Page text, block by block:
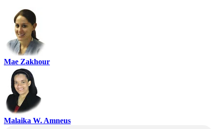
Mae Zakhour
Malaika W. Amneus